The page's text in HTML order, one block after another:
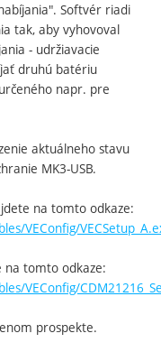
Softvér riadi
tak, aby vyhovoval
- udržiavacie
druhú batériu
napr. pre
aktuálneho stavu
MK3-USB.
na tomto odkaze:
VEConfig/
na tomto odkaze:
VEConfig/
prospekte.